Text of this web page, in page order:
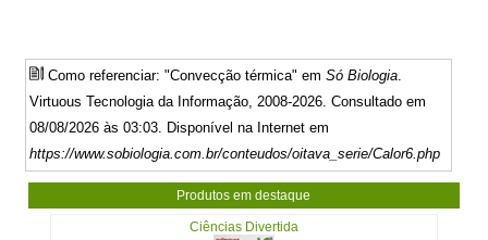
Como referenciar: "Convecção térmica" emSó Biologia.
Virtuous Tecnologia da Informação, 2008-2026. Consultado em
08/08/2026 às 03:03. Disponível na Internet em
https://www.sobiologia.com.br/conteudos/oitava_serie/Calor6.php
Produtos em destaque
Ciências Divertida